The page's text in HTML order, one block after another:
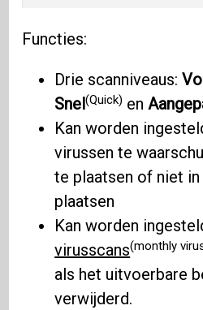
Functies:
Drie scanniveaus:
Snel(Quick) en
Kan worden
virussen te
te plaatsen of niet
plaatsen
Kan worden
virusscans(monthly
als het uitvoerbare
verwijderd.